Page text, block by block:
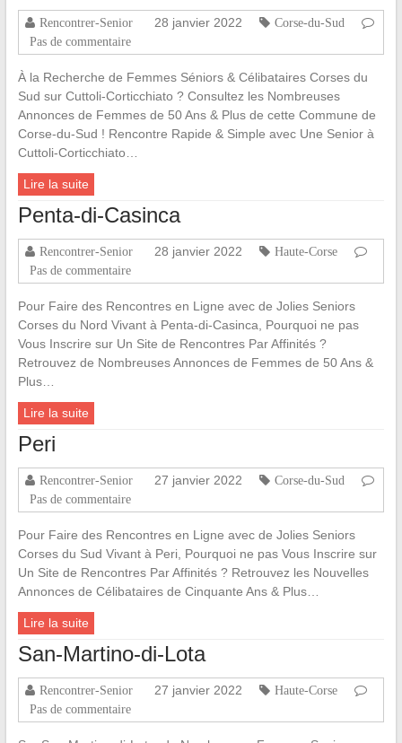
Rencontrer-Senior 28 janvier 2022
Corse-du-Sud
Pas de commentaire
À la Recherche de Femmes Séniors & Célibataires Corses du
Sud sur Cuttoli-Corticchiato ? Consultez les Nombreuses
Annonces de Femmes de 50 Ans & Plus de cette Commune de
Corse-du-Sud ! Rencontre Rapide & Simple avec Une Senior à
Cuttoli-Corticchiato…
Lire la suite
Penta-di-Casinca
Rencontrer-Senior 28 janvier 2022
Haute-Corse
Pas de commentaire
Pour Faire des Rencontres en Ligne avec de Jolies Seniors
Corses du Nord Vivant à Penta-di-Casinca, Pourquoi ne pas
Vous Inscrire sur Un Site de Rencontres Par Affinités ?
Retrouvez de Nombreuses Annonces de Femmes de 50 Ans &
Plus…
Lire la suite
Peri
Rencontrer-Senior 27 janvier 2022
Corse-du-Sud
Pas de commentaire
Pour Faire des Rencontres en Ligne avec de Jolies Seniors
Corses du Sud Vivant à Peri, Pourquoi ne pas Vous Inscrire sur
Un Site de Rencontres Par Affinités ? Retrouvez les Nouvelles
Annonces de Célibataires de Cinquante Ans & Plus…
Lire la suite
San-Martino-di-Lota
Rencontrer-Senior 27 janvier 2022
Haute-Corse
Pas de commentaire